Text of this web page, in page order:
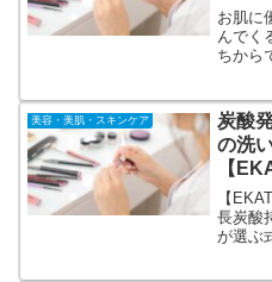
リン
お肌に
んでく
ちから
&グリ
美容・美肌・スキンケア
炭酸
の洗
【
め、
【
長炭酸
が選ぶ